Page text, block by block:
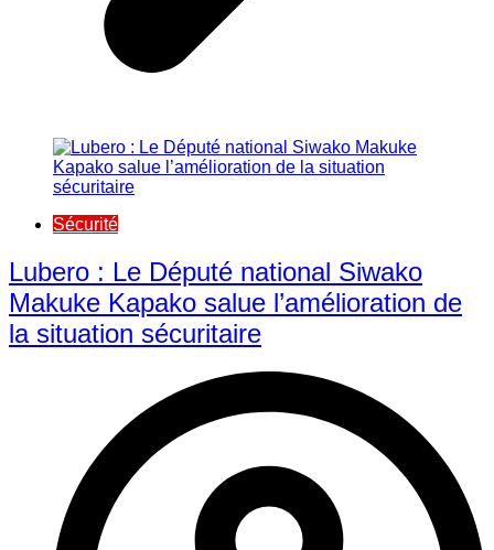
Sécurité
Lubero : Le Député national Siwako
Makuke Kapako salue l’amélioration de
la situation sécuritaire